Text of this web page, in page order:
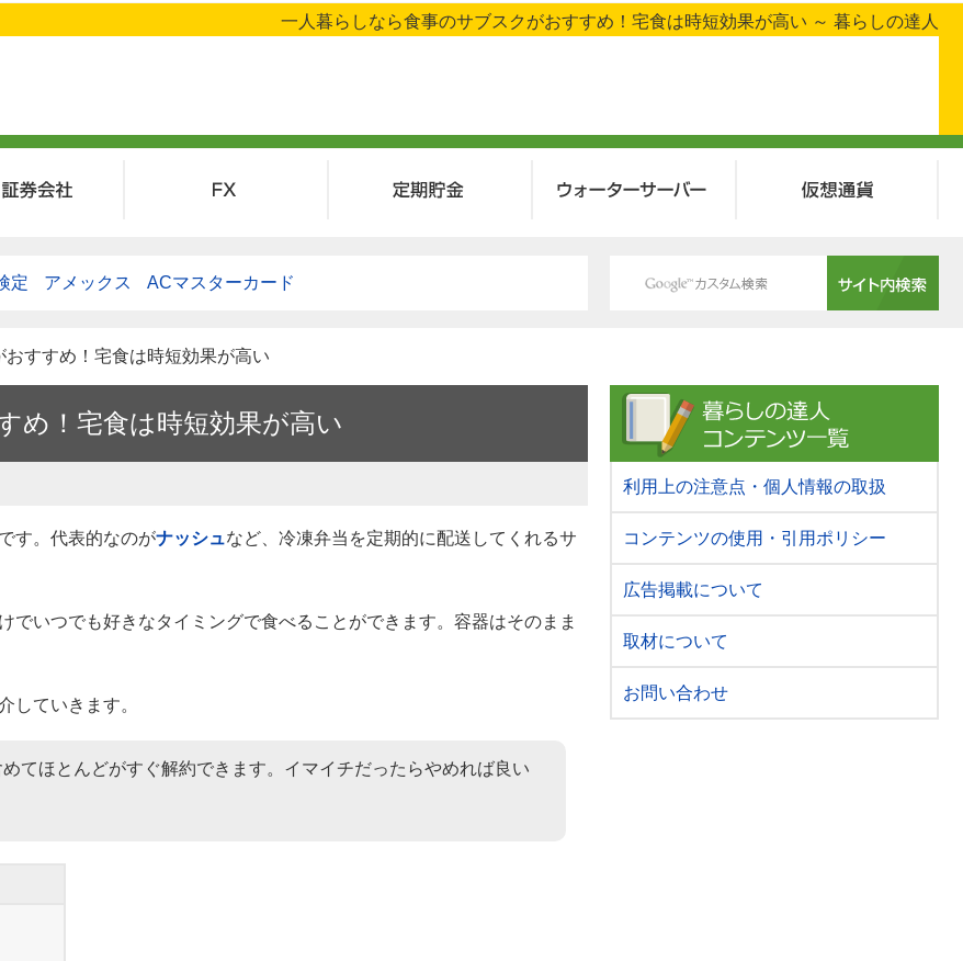
一人暮らしなら食事のサブスクがおすすめ！宅食は時短効果が高い ～ 暮らしの達人
すすめ！宅食は時短効果が高い
め！宅食は時短効果が高い
す。代表的なのがナッシュなど、冷凍弁当を定期的に配送してくれるサ
いつでも好きなタイミングで食べることができます。容器はそのまま
していきます。
てほとんどがすぐ解約できます。イマイチだったらやめれば良い
利用上の注意点・個人情報の取扱
コンテンツの使用・引用ポリシー
広告掲載について
取材について
お問い合わせ
定 アメックス ACマスターカード